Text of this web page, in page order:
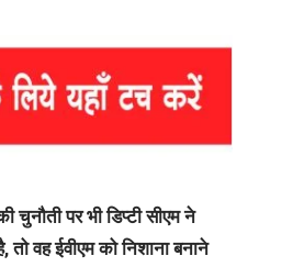
चुनौती पर भी डिप्टी सीएम ने
वह ईवीएम को निशाना बनाने